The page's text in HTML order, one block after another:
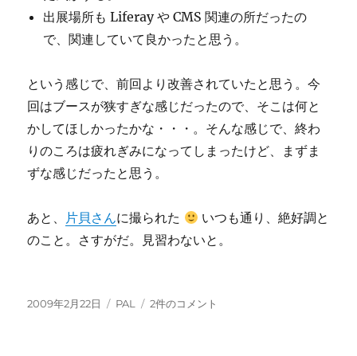
出展場所も Liferay や CMS 関連の所だったの
で、関連していて良かったと思う。
という感じで、前回より改善されていたと思う。今
回はブースが狭すぎな感じだったので、そこは何と
かしてほしかったかな・・・。そんな感じで、終わ
りのころは疲れぎみになってしまったけど、まずま
ずな感じだったと思う。
あと、 片貝さんに撮られた
いつも通り、絶好調と
のこと。さすがだ。見習わないと。
投
2009年2月22日
カ
PAL
OSC
2件のコメント